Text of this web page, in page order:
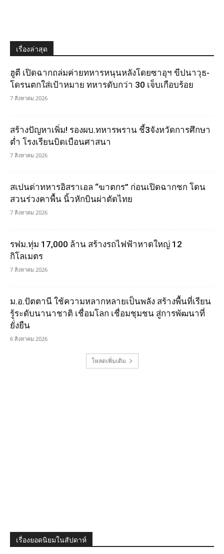
เรื่องล่าสุด
ฮูตี เปิดฉากถล่มค่ายทหารหนุนหลังโดยซาอุฯ ขีปนาวุธ-
โดรนตกใส่เป้าหมาย ทหารดับกว่า 30 เจ็บเกือบร้อย
7 สิงหาคม 2026
สร้างปัญหาเพิ่ม! รองผบ.ทหารพราน ชี้3จังหวัดการศึกษา
ต่ำ โรงเรียนบิดเบือนศาสนา
7 สิงหาคม 2026
สเปนด่าทหารอิสราเอล “ฆาตกร” ก่อนเปิดฉากชก โดน
สวนร่วงคาพื้น นิ้วหักบินผ่าตัดไทย
7 สิงหาคม 2026
รฟม.ทุ่ม 17,000 ล้าน สร้างรถไฟฟ้าหาดใหญ่ 12
กิโลเมตร
7 สิงหาคม 2026
ม.อ.ปัตตานี ใช้ความหลากหลายเป็นพลัง สร้างพื้นที่เรียน
รู้ระดับนานาชาติ เชื่อมโลก เชื่อมชุมชน สู่การพัฒนาที่
ยั่งยืน
6 สิงหาคม 2026
โหลดเพิ่มเติม
เรื่องยอดนิยมในสัปดาห์